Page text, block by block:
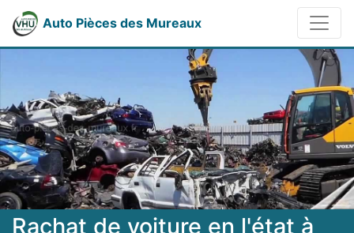
Auto Pièces des Mureaux
Rachat de voiture en l'état à